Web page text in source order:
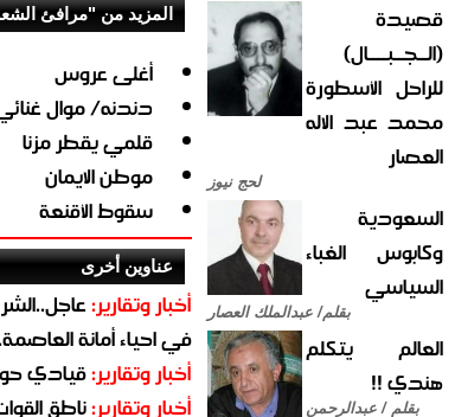
قصيدة
(الــجــبــــال)
للراحل الأسطورة
محمد عبد الاله
العصار
لحج نيوز
السعودية
وكابوس الغباء
السياسي
بقلم/ عبدالملك العصار
العالم يتكلم
هندي !!
بقلم / عبدالرحمن
المزيد من "مرافئ
أغلى عروس
دندنه/ موال
قلمي يقطر مزنا
موطن الايمان
سقوط الأقنعة
عناوين أخرى
أخبار وتقارير:
في احياء أمانة
أخبار وتقارير:قيادي
أخبار وتقارير:ناطق